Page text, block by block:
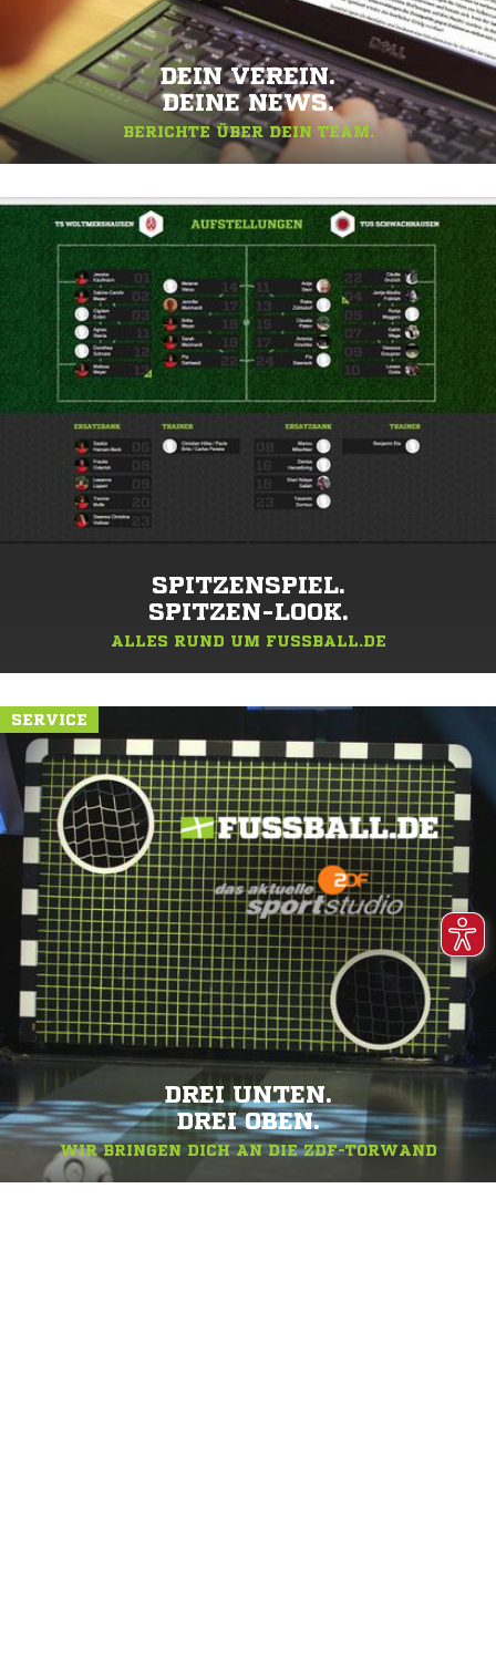
DEIN VEREIN.
DEINE NEWS.
BERICHTE ÜBER DEIN TEAM.
SPITZENSPIEL.
SPITZEN-LOOK.
ALLES RUND UM FUSSBALL.DE
SERVICE
DREI UNTEN.
DREI OBEN.
WIR BRINGEN DICH AN DIE ZDF-TORWAND